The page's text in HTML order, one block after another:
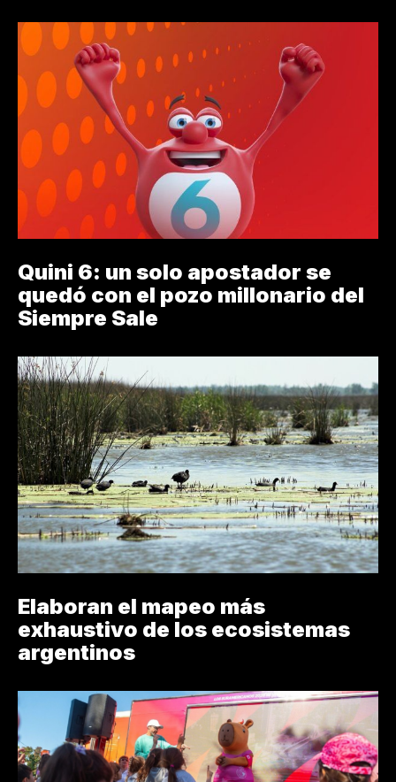
Quini 6: un solo apostador se
quedó con el pozo millonario del
Siempre Sale
Elaboran el mapeo más
exhaustivo de los ecosistemas
argentinos